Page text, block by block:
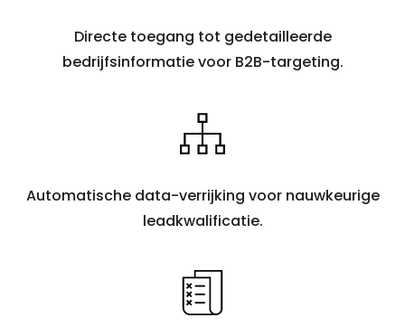
Directe toegang tot gedetailleerde
bedrijfsinformatie voor B2B-targeting.
Automatische data-verrijking voor nauwkeurige
leadkwalificatie.